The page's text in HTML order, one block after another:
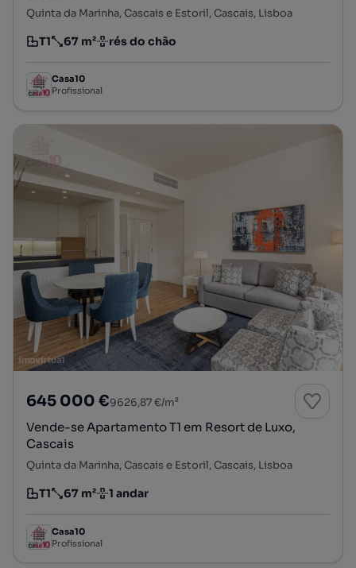
Quinta da Marinha, Cascais e Estoril, Cascais, Lisboa
Tipologia
T1
Preço por metro quadrado
67 m²
Andar rés do chão
Casa10
Profissional
645 000 €9626,87 €/m²
Vende-se Apartamento T1 em Resort de Luxo,
Cascais
Quinta da Marinha, Cascais e Estoril, Cascais, Lisboa
Tipologia
T1
Preço por metro quadrado
67 m²
Andar 1 andar
Casa10
Profissional